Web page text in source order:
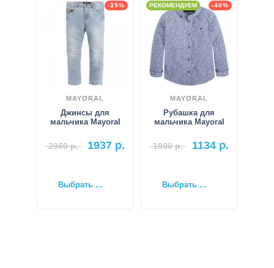
-35%
MAYORAL
Джинсы для
мальчика Mayoral
2980р. 1937 р.
Выбрать ...
-40%
РЕКОМЕНДУЕМ
MAYORAL
Рубашка для
мальчика Mayoral
1890р. 1134р.
Выбрать ...